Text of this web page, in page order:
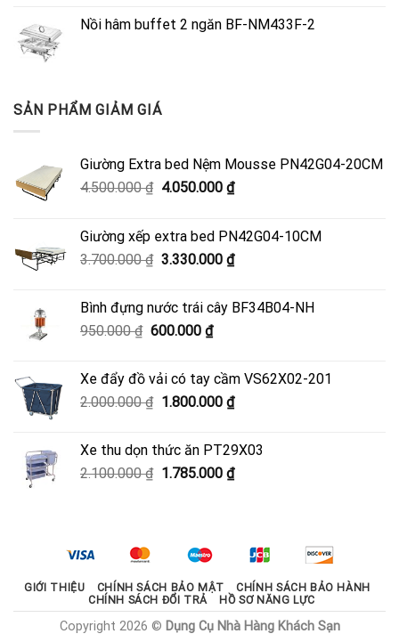
Nồi hâm buffet 2 ngăn BF-NM433F-2
SẢN PHẨM GIẢM GIÁ
Giường Extra bed Nệm Mousse PN42G04-20CM
4.500.000₫ Giá
4.500.000 ₫.
4.050.000 ₫Giá
là:
4.050.000 ₫.
Giường xếp extra bed PN42G04-10CM
3.700.000₫ Giá
3.700.000 ₫.
3.330.000 ₫Giá
là:
Bình đựng nước trái cây BF34B04-NH
950.000₫ Giá
950.000 ₫.
600.000 ₫Giá
là:
600.000 ₫.
Xe đẩy đồ vải có tay cầm VS62X02-201
2.000.000₫ Giá
2.000.000 ₫.
1.800.000 ₫Giá
là:
1.800.000 ₫.
Xe thu dọn thức ăn PT29X03
2.100.000₫ Giá
1.785.000 ₫Giá
1.785.000 ₫.
GIỚI THIỆU CHÍNH SÁCH BẢO MẬT
CHÍNH SÁCH BẢO HÀNH
CHÍNH SÁCH ĐỔI TRẢ
HỒ SƠ NĂNG LỰC
Copyright 2026 © Dụng Cụ Nhà Hàng Khách Sạn